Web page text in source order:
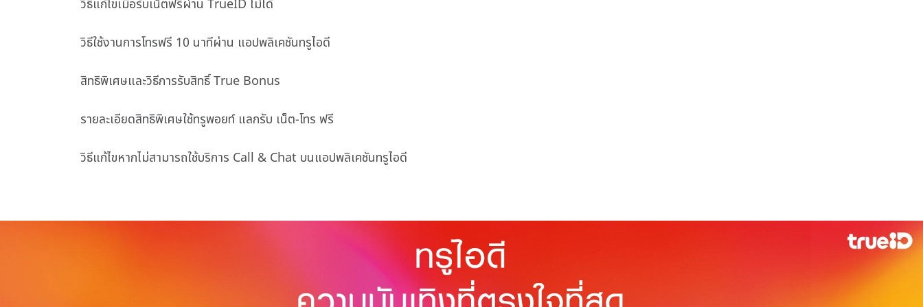
วิธีแก้ไขเมื่อรับเน็ตฟรีผ่าน TrueID ไม่ได้
วิธีใช้งานการโทรฟรี 10 นาทีผ่าน แอปพลิเคชันทรูไอดี
สิทธิพิเศษและวิธีการรับสิทธิ์ True Bonus
รายละเอียดสิทธิพิเศษใช้ทรูพอยท์ แลกรับ เน็ต-โทร ฟรี
วิธีแก้ไขหากไม่สามารถใช้บริการ Call & Chat บนแอปพลิเคชันทรูไอดี